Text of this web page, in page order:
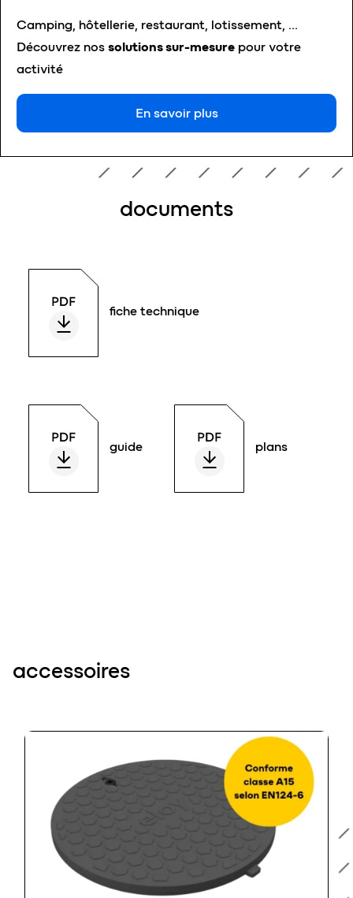
Camping, hôtellerie, restaurant, lotissement, …
Découvrez nos solutions sur-mesure pour votre
activité
En savoir plus
documents
fiche technique
guide plans
accessoires